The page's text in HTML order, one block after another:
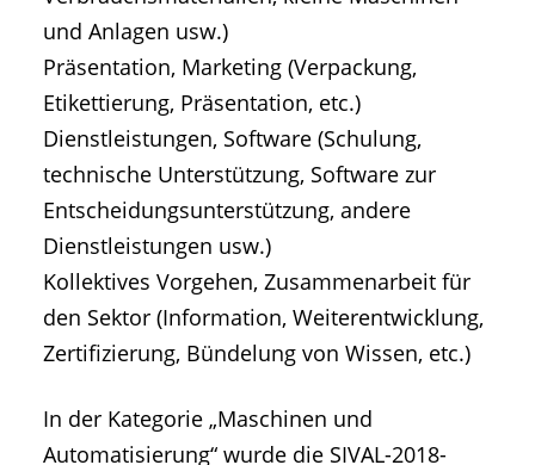
und Anlagen usw.)
Präsentation, Marketing (Verpackung,
Etikettierung, Präsentation, etc.)
Dienstleistungen, Software (Schulung,
technische Unterstützung, Software zur
Entscheidungsunterstützung, andere
Dienstleistungen usw.)
Kollektives Vorgehen, Zusammenarbeit für
den Sektor (Information, Weiterentwicklung,
Zertifizierung, Bündelung von Wissen, etc.)
In der Kategorie „Maschinen und
Automatisierung“ wurde die SIVAL-2018-